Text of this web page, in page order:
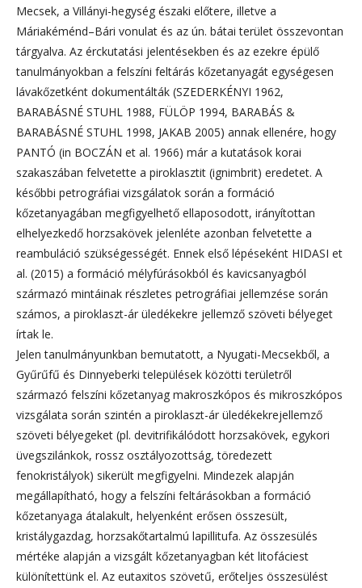
Mecsek, a Villányi-hegység északi előtere, illetve a
Máriakéménd–Bári vonulat és az ún. bátai terület összevontan
tárgyalva. Az érckutatási jelentésekben és az ezekre épülő
tanulmányokban a felszíni feltárás kőzetanyagát egységesen
lávakőzetként dokumentálták (SZEDERKÉNYI 1962,
BARABÁSNÉ STUHL 1988, FÜLÖP 1994, BARABÁS &
BARABÁSNÉ STUHL 1998, JAKAB 2005) annak ellenére, hogy
PANTÓ (in BOCZÁN et al. 1966) már a kutatások korai
szakaszában felvetette a piroklasztit (ignimbrit) eredetet. A
későbbi petrográfiai vizsgálatok során a formáció
kőzetanyagában megfigyelhető ellaposodott, irányítottan
elhelyezkedő horzsakövek jelenléte azonban felvetette a
reambuláció szükségességét. Ennek első lépéseként HIDASI et
al. (2015) a formáció mélyfúrásokból és kavicsanyagból
származó mintáinak részletes petrográfiai jellemzése során
számos, a piroklaszt-ár üledékekre jellemző szöveti bélyeget
írtak le.
Jelen tanulmányunkban bemutatott, a Nyugati-Mecsekből, a
Gyűrűfű és Dinnyeberki települések közötti területről
származó felszíni kőzetanyag makroszkópos és mikroszkópos
vizsgálata során szintén a piroklaszt-ár üledékekrejellemző
szöveti bélyegeket (pl. devitrifikálódott horzsakövek, egykori
üvegszilánkok, rossz osztályozottság, töredezett
fenokristályok) sikerült megfigyelni. Mindezek alapján
megállapítható, hogy a felszíni feltárásokban a formáció
kőzetanyaga átalakult, helyenként erősen összesült,
kristálygazdag, horzsakőtartalmú lapillitufa. Az összesülés
mértéke alapján a vizsgált kőzetanyagban két litofáciest
különítettünk el. Az eutaxitos szövetű, erőteljes összesülést